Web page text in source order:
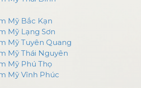
Mỹ Bắc Kạn
Mỹ Lạng Sơn
Mỹ Tuyên Quang
Mỹ Thái Nguyên
Mỹ Phú Thọ
Mỹ Vĩnh Phúc